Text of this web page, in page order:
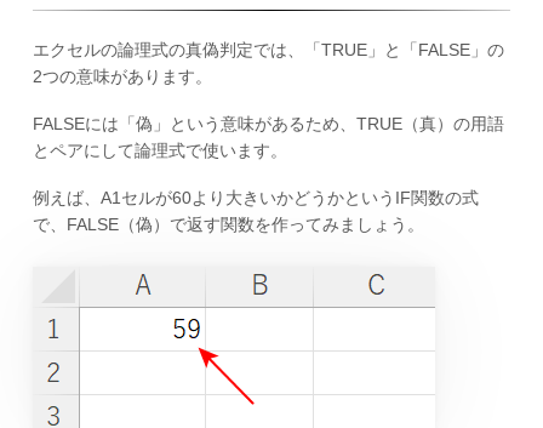
エクセルの論理式の真偽判定では、「TRUE」と「FALSE」の
2つの意味があります。
FALSEには「偽」という意味があるため、TRUE（真）の用語
とペアにして論理式で使います。
例えば、A1セルが60より大きいかどうかというIF関数の式
で、FALSE（偽）で返す関数を作ってみましょう。